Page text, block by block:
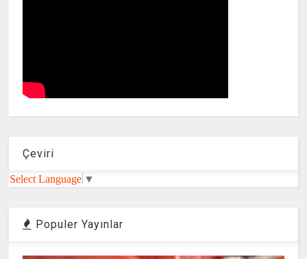
Çeviri
Select Language ▼
Populer Yayınlar